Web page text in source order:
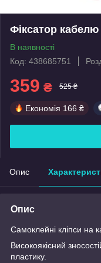
Фіксатор
В наявності
Код: 438685751
359 ₴ 525 ₴
Економія 166 ₴
Опис
Опис
Самоклейні кліпси на
Високоякісний
пластику.